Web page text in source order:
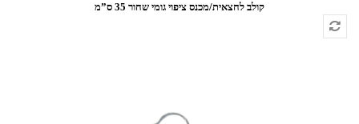
קולב לחצאית/מכנס ציפוי גומי שחור 35 ס”מ